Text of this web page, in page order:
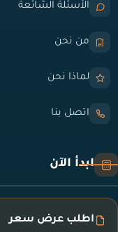
الأسئلة الشائعة
من نحن
لماذا نحن
اتصل بنا
ابدأ الآن
اطلب عرض سعر